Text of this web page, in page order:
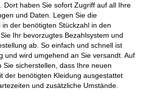
Dort haben Sie sofort Zugriff auf all Ihre
und Daten. Legen Sie die
in der benötigten Stückzahl in den
Ihr bevorzugtes Bezahlsystem und
ab. So einfach und schnell ist
und wird umgehend an Sie versandt. Auf
Sie sicherstellen, dass Ihre neuen
der benötigten Kleidung ausgestattet
und zusätzliche Umstände.